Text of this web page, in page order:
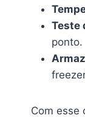
Teste
ponto.
Com esse